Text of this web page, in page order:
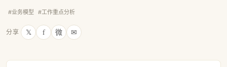
#业务模型 #工作重点分析
分享 𝕏 f 微 ✉